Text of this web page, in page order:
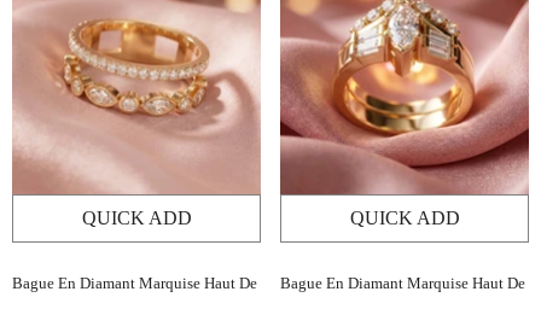
QUICK ADD
Bague En Diamant Marquise Haut De
QUICK ADD
Bague En Diamant Marquise Haut De